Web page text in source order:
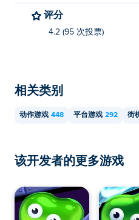
评分
4.2 (95 次投票)
相关类别
动作游戏 448 平台游戏 292 街
该开发者的更多游戏